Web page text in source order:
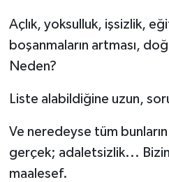
Açlık, yoksulluk, işsizlik,
boşanmaların artması,
Neden?
Liste alabildiğine uzun,
Ve neredeyse tüm
gerçek; adaletsizlik...
maalesef.